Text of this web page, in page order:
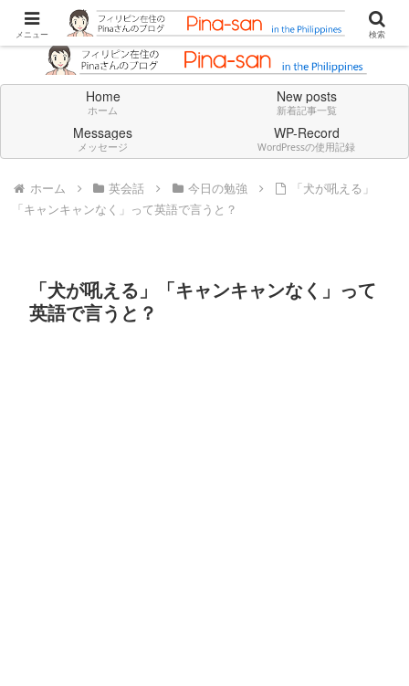
Don't think deeply. Feel always in English.
Home
ホーム
New posts
新着記事一覧
Messages
メッセージ
WP-Record
WordPressの使用記録
ホーム 英会話 今日の勉強
「犬が吼える」
「キャンキャンなく」って英語で言うと？
「犬が吼える」「キャンキャンなく」って
英語で言うと？
メニュー 検索